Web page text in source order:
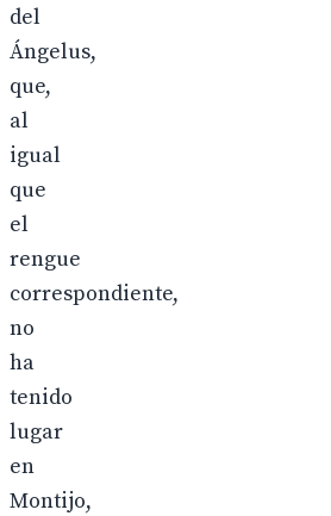
del
Ángelus,
que,
al
igual
que
el
rengue
correspondiente,
no
ha
tenido
lugar
en
Montijo,